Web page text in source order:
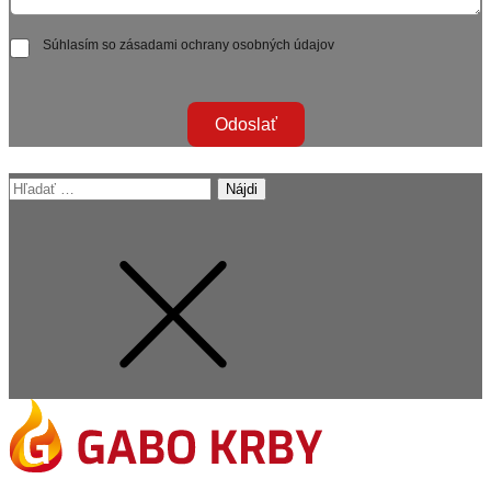
Súhlasím so zásadami ochrany osobných údajov
Odoslať
Hľadať: